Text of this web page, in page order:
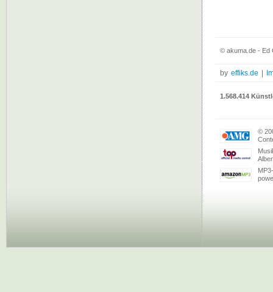
© akuma.de - Ed
by effiks.de
1.568.414
©